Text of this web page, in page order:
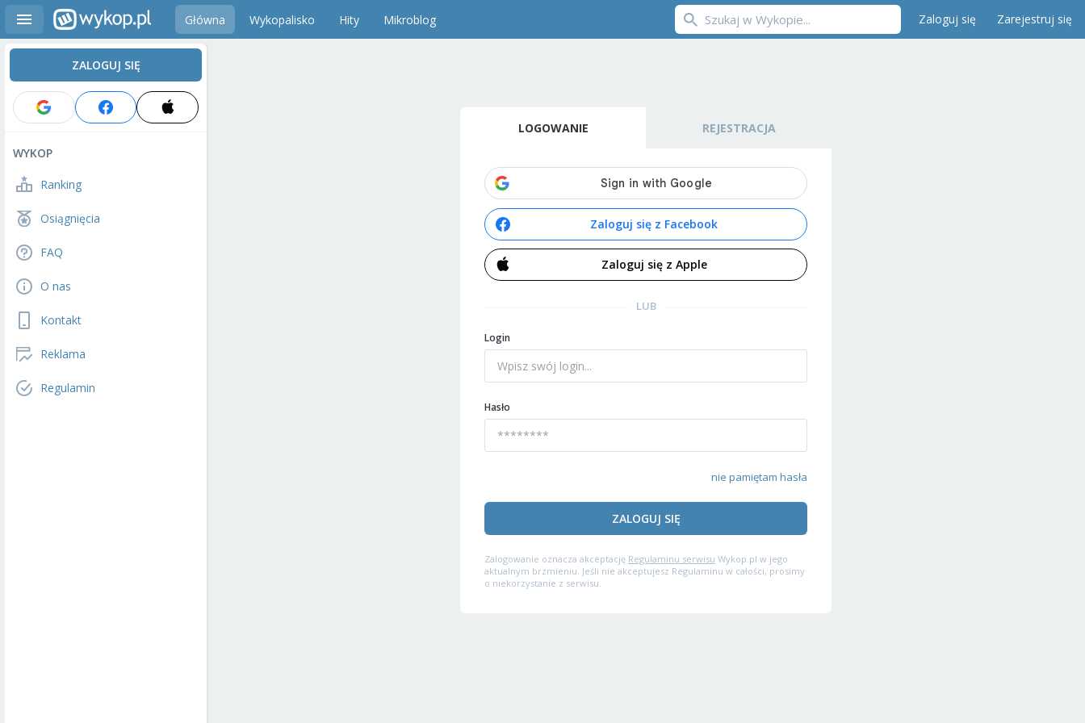
Główna Wykopalisko Hity Mikroblog Zaloguj się Zarejestruj się
ZALOGUJ SIĘ
WYKOP
Ranking
Osiągnięcia
FAQ
O nas
Kontakt
Reklama
Regulamin
LOGOWANIE REJESTRACJA
Zaloguj się z Facebook
Zaloguj się z Apple
LUB
Login
Hasło
nie pamiętam hasła
ZALOGUJ SIĘ
Zalogowanie oznacza akceptację Regulaminu serwisu Wykop.pl w jego
aktualnym brzmieniu. Jeśli nie akceptujesz Regulaminu w całości, prosimy
o niekorzystanie z serwisu.